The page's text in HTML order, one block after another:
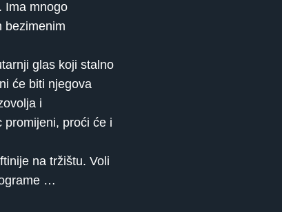
Ima mnogo
bezimenim
glas koji stalno
će biti njegova
i
promijeni, proći će i
na tržištu. Voli
…